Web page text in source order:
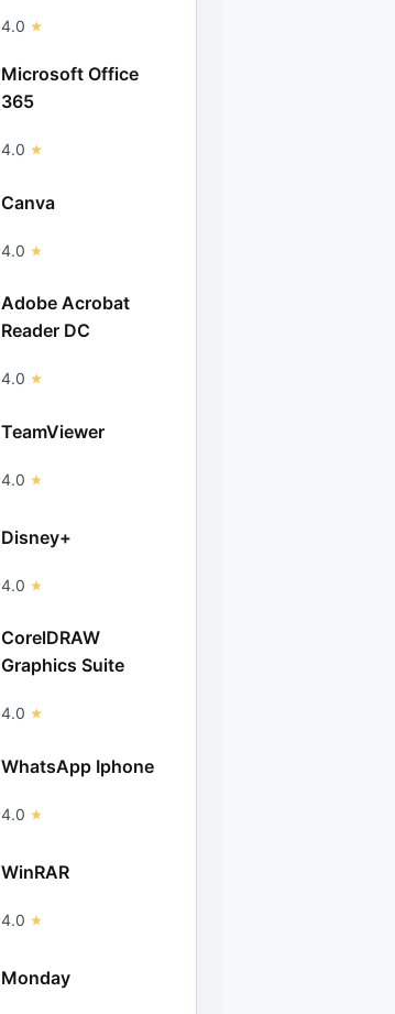
4.0
Microsoft Office
365
4.0
Canva
4.0
Adobe Acrobat
Reader DC
4.0
TeamViewer
4.0
Disney+
4.0
CorelDRAW
Graphics Suite
4.0
WhatsApp Iphone
4.0
WinRAR
4.0
Monday